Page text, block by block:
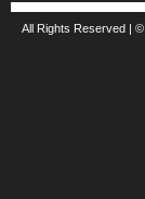
All Rights Reserved |